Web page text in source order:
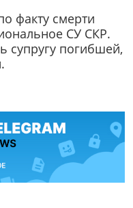
факту смерти
СУ СКР.
супругу погибшей,